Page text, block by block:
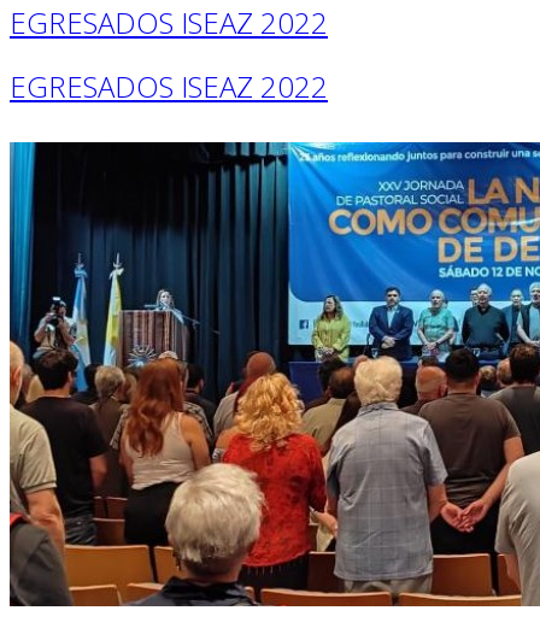
EGRESADOS ISEAZ 2022
EGRESADOS ISEAZ 2022